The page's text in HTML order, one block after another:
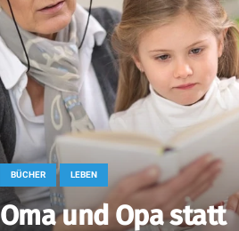
BÜCHER LEBEN
Oma und Opa statt